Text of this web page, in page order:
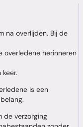
na overlijden. Bij de
overledene herinneren
is een
de verzorging